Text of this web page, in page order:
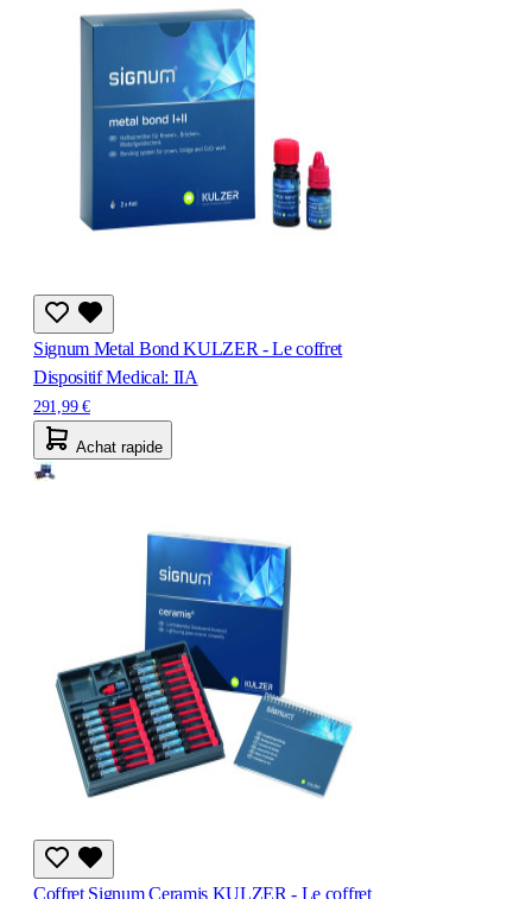
Signum Metal Bond KULZER - Le coffret
Dispositif Medical: IIA
291,99 €
Achat rapide
Coffret Signum Ceramis KULZER - Le coffret